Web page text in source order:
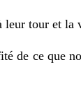
leur tour et la
de ce que